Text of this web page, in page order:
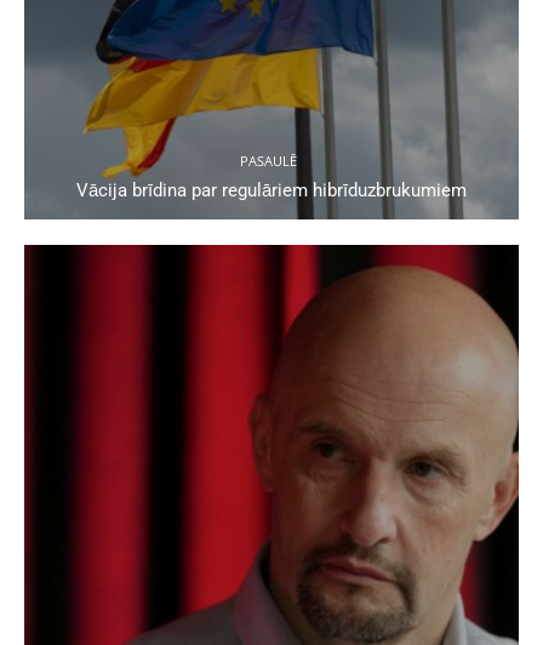
PASAULĒ
Vācija brīdina par regulāriem hibrīduzbrukumiem